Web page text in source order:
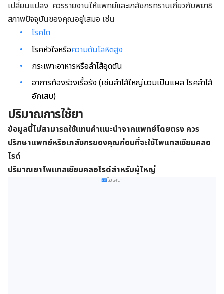
เปลี่ยนแปลง ควรรายงานให้แพทย์และเภสัชกรทราบเกี่ยวกับพยาธิ
สภาพปัจจุบันของคุณอยู่เสมอ เช่น
โรคไต
โรคหัวใจหรือความดันโลหิตสูง
กระเพาะอาหารหรือลำไส้อุดตัน
อาการท้องร่วงเรื้อรัง (เช่นลำไส้ใหญ่บวมเป็นแผล โรคลำไส้
อักเสบ)
ปริมาณการใช้ยา
ข้อมูลนี้ไม่สามารถใช้แทนคำแนะนำจากแพทย์โดยตรง ควร
ปรึกษาแพทย์หรือเภสัชกรของคุณก่อนที่จะใช้โพแทสเซียมคลอ
ไรด์
ปริมาณยาโพแทสเซียมคลอไรด์สำหรับผู้ใหญ่
โฆษณา